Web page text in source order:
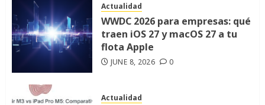
Actualidad
WWDC 2026 para empresas: qué
traen iOS 27 y macOS 27 a tu
flota Apple
JUNE 8, 2026 0
Actualidad